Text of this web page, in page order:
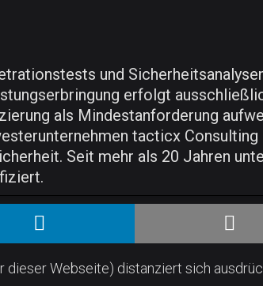
und
erfolgt
als Mindestanforderung
tacticx Consulting
Seit mehr als 20 Jahren
dieser Webseite) distanziert sich